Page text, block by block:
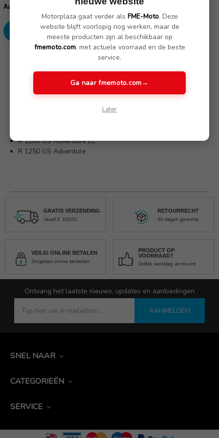
voorraad:
Aantal:
aantallen:
Verlaag
aantallen:
Omschrijving
R 1200 GS Adventure LC
R 1250 GS Adventure
GRATIS VERZENDING
Vanaf € 100,00
RETOURRECHT
30 dagen garantie
VEILIG ONLINE BETALEN
Zorgeloos online bestellen
PRODUCT OP
VOORRAAD?
Zelfde werkdag verstuurd
Ontvang het laatste nieuws, updates en aanbiedingen
AANMELDEN
SNEL NAAR
CATEGORIEËN
SERVICE
Motorplaza gaat verder als FME-Moto. Deze
website blijft voorlopig nog werken, maar de
meeste producten zijn al beschikbaar op
fmemoto.com, met actuele voorraad en de beste
service.
Ga naar fmemoto.com→
Later